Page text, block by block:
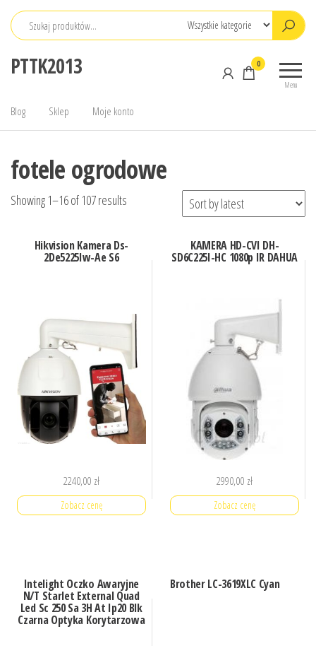
Przejdź
PTTK2013
Menu
0
Blog Sklep Moje konto
fotele ogrodowe
Showing 1–16 of 107 results
Hikvision Kamera Ds-
2De5225Iw-Ae S6
2240,00 zł
Zobacz cenę
KAMERA HD-CVI DH-
SD6C225I-HC 1080p IR DAHUA
2990,00 zł
Zobacz cenę
Intelight Oczko Awaryjne
N/T Starlet External Quad
Led Sc 250 Sa 3H At Ip20 Blk
Czarna Optyka Korytarzowa
Brother LC-3619XLC Cyan